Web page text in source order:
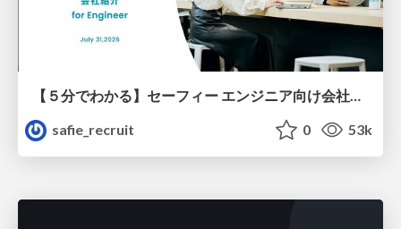
【５分でわかる】セーフィー エンジニア向け会社紹介
safie_recruit
0 53k